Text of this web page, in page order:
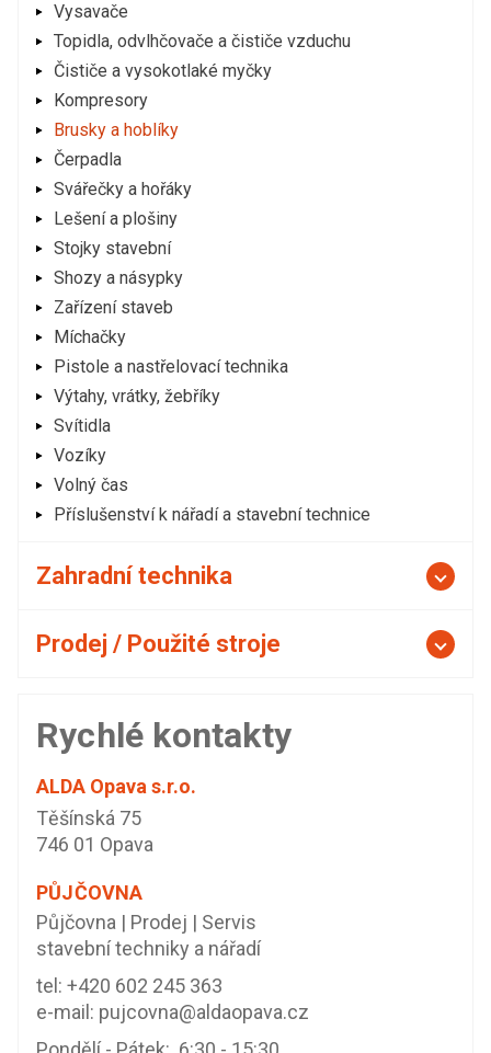
Vysavače
Topidla, odvlhčovače a čističe vzduchu
Čističe a vysokotlaké myčky
Kompresory
Brusky a hoblíky
Čerpadla
Svářečky a hořáky
Lešení a plošiny
Stojky stavební
Shozy a násypky
Zařízení staveb
Míchačky
Pistole a nastřelovací technika
Výtahy, vrátky, žebříky
Svítidla
Vozíky
Volný čas
Příslušenství k nářadí a stavební technice
Zahradní technika
Prodej / Použité stroje
Rychlé kontakty
ALDA Opava s.r.o.
Těšínská 75
746 01 Opava
PŮJČOVNA
Půjčovna | Prodej | Servis
stavební techniky a nářadí
tel: +420 602 245 363
e-mail: pujcovna@aldaopava.cz